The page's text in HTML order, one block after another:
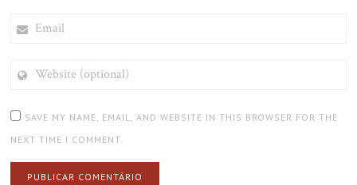
(OPTIONAL)
SAVE MY NAME, EMAIL, AND WEBSITE IN THIS BROWSER FOR THE
NEXT TIME I COMMENT.